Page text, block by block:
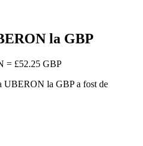
la GBP
= £52.25 GBP
UBERON la GBP a fost de